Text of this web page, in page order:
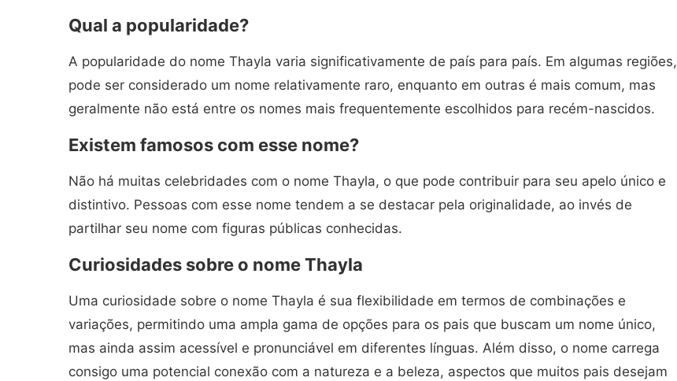
Qual a popularidade?
A popularidade do nome Thayla varia significativamente de país para país. Em algumas regiões,
pode ser considerado um nome relativamente raro, enquanto em outras é mais comum, mas
geralmente não está entre os nomes mais frequentemente escolhidos para recém-nascidos.
Existem famosos com esse nome?
Não há muitas celebridades com o nome Thayla, o que pode contribuir para seu apelo único e
distintivo. Pessoas com esse nome tendem a se destacar pela originalidade, ao invés de
partilhar seu nome com figuras públicas conhecidas.
Curiosidades sobre o nome Thayla
Uma curiosidade sobre o nome Thayla é sua flexibilidade em termos de combinações e
variações, permitindo uma ampla gama de opções para os pais que buscam um nome único,
mas ainda assim acessível e pronunciável em diferentes línguas. Além disso, o nome carrega
consigo uma potencial conexão com a natureza e a beleza, aspectos que muitos pais desejam